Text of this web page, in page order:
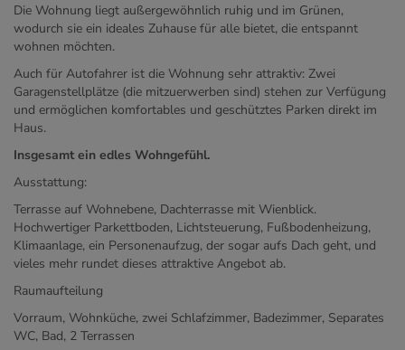
Die Wohnung liegt außergewöhnlich ruhig und im Grünen,
wodurch sie ein ideales Zuhause für alle bietet, die entspannt
wohnen möchten.
Auch für Autofahrer ist die Wohnung sehr attraktiv: Zwei
Garagenstellplätze (die mitzuerwerben sind) stehen zur Verfügung
und ermöglichen komfortables und geschütztes Parken direkt im
Haus.
Insgesamt ein edles Wohngefühl.
Ausstattung:
Terrasse auf Wohnebene, Dachterrasse mit Wienblick.
Hochwertiger Parkettboden, Lichtsteuerung, Fußbodenheizung,
Klimaanlage, ein Personenaufzug, der sogar aufs Dach geht, und
vieles mehr rundet dieses attraktive Angebot ab.
Raumaufteilung
Vorraum, Wohnküche, zwei Schlafzimmer, Badezimmer, Separates
WC, Bad, 2 Terrassen